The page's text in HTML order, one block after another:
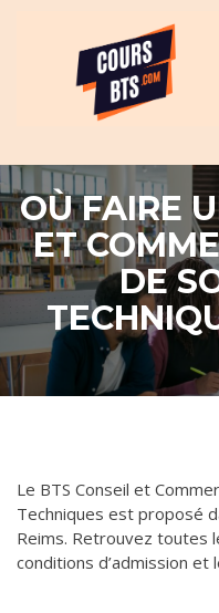
OÙ FAIRE
ET
DE
Le BTS Conseil et
Techniques est proposé
Reims. Retrouvez toutes
conditions d’admission